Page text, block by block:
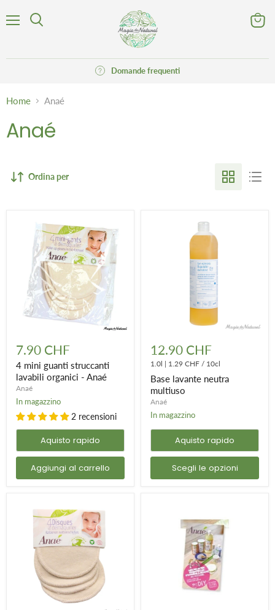
Domande frequenti
Home Anaé
Anaé
Ordina per
mini
guanti
struccanti
lavabili
organici
Anaé
7.90 CHF
4 mini guanti struccanti
lavabili organici - Anaé
Anaé
In magazzino
2 recensioni
Aquisto rapido
Aggiungi al carrello
lavante
neutra
multiuso
12.90 CHF
1.0l | 1.29 CHF / 10cl
Base lavante neutra
multiuso
Anaé
In magazzino
Aquisto rapido
Scegli le opzioni